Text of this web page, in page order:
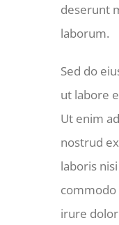
deserunt
laborum.
Sed do
ut labore
Ut enim
nostrud
laboris
commodo
irure